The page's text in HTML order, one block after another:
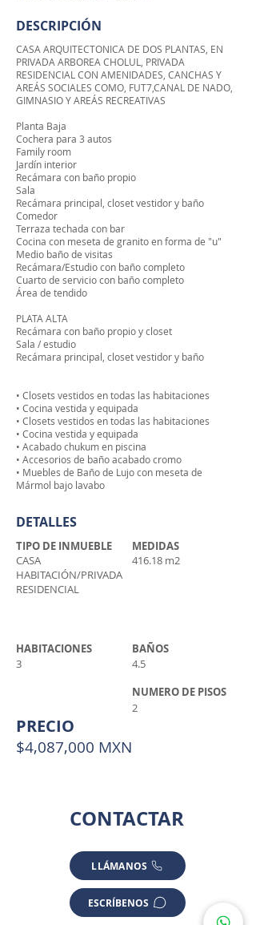
DESCRIPCIÓN
CASA ARQUITECTONICA DE DOS PLANTAS, EN
PRIVADA ARBOREA CHOLUL, PRIVADA
RESIDENCIAL CON AMENIDADES, CANCHAS Y
AREÁS SOCIALES COMO, FUT7,CANAL DE NADO,
GIMNASIO Y AREÁS RECREATIVAS
Planta Baja
Cochera para 3 autos
Family room
Jardín interior
Recámara con baño propio
Sala
Recámara principal, closet vestidor y baño
Comedor
Terraza techada con bar
Cocina con meseta de granito en forma de "u"
Medio baño de visitas
Recámara/Estudio con baño completo
Cuarto de servicio con baño completo
Área de tendido
PLATA ALTA
Recámara con baño propio y closet
Sala / estudio
Recámara principal, closet vestidor y baño
• Closets vestidos en todas las habitaciones
• Cocina vestida y equipada
• Closets vestidos en todas las habitaciones
• Cocina vestida y equipada
• Acabado chukum en piscina
• Accesorios de baño acabado cromo
• Muebles de Baño de Lujo con meseta de
Mármol bajo lavabo
DETALLES
TIPO DE INMUEBLE
CASA
HABITACIÓN/PRIVADA
RESIDENCIAL
MEDIDAS
416.18 m2
HABITACIONES
3
BAÑOS
4.5
NUMERO DE PISOS
2
PRECIO
$4,087,000 MXN
CONTACTAR
LLÁMANOS
ESCRÍBENOS